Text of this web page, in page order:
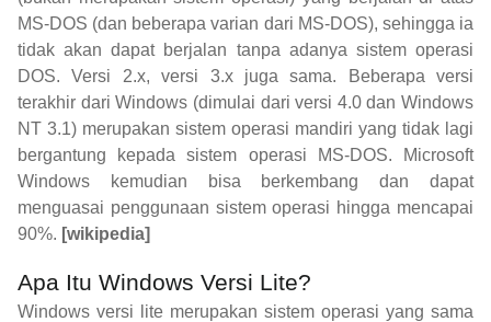
MS-DOS (dan beberapa varian dari MS-DOS), sehingga ia
tidak akan dapat berjalan tanpa adanya sistem operasi
DOS. Versi 2.x, versi 3.x juga sama. Beberapa versi
terakhir dari Windows (dimulai dari versi 4.0 dan Windows
NT 3.1) merupakan sistem operasi mandiri yang tidak lagi
bergantung kepada sistem operasi MS-DOS. Microsoft
Windows kemudian bisa berkembang dan dapat
menguasai penggunaan sistem operasi hingga mencapai
90%. [wikipedia]
Apa Itu Windows Versi Lite?
Windows versi lite merupakan sistem operasi yang sama